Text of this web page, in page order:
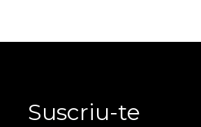
Suscriu-te